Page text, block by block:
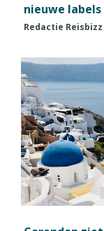
nieuwe labels
Redactie Reisbizz